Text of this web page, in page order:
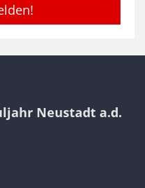
Neustadt a.d.